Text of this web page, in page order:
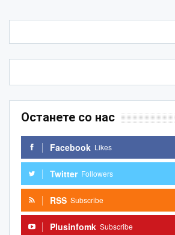
Останете со нас
Facebook Likes
Twitter Followers
RSS Subscribe
Plusinfomk Subscribe